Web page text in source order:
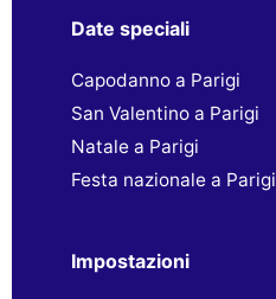
Date speciali
Capodanno a Parigi
San Valentino a Parigi
Natale a Parigi
Festa nazionale a Parigi
Impostazioni